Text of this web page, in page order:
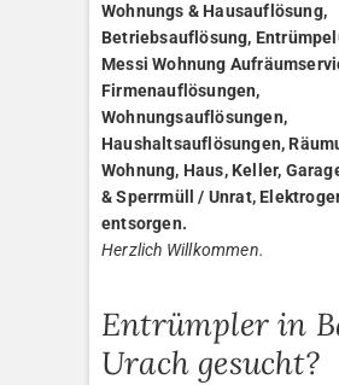
Wohnungs & Hausauflösung,
Betriebsauflösung,
Messi Wohnung
Firmenauflösungen,
Wohnungsauflösungen,
Haushaltsauflösungen,
Wohnung, Haus, Keller,
& Sperrmüll / Unrat,
entsorgen.
Herzlich Willkommen.
Entrümpler in
Urach gesucht?